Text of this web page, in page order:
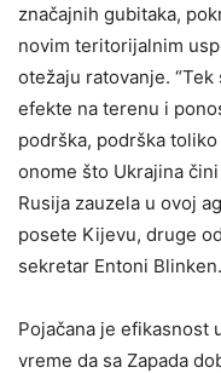
značajnih gubitaka,
novim teritorijalnim
otežaju ratovanje.
efekte na terenu i
podrška, podrška
onome što Ukrajina
Rusija zauzela u ovoj
posete Kijevu, druge
sekretar Entoni Blinken.
Pojačana je efikasnost
vreme da sa Zapada